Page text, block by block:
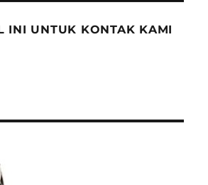
INI UNTUK KONTAK KAMI